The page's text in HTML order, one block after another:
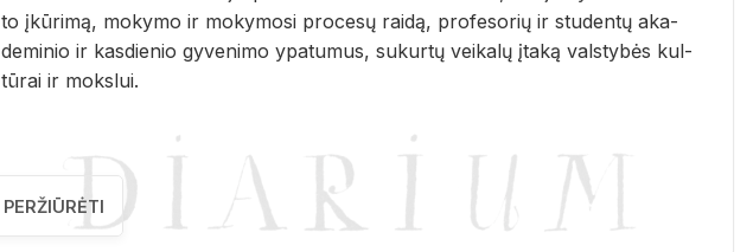
to įkū­ri­mą, mo­ky­mo ir mo­ky­mo­si pro­ce­sų rai­dą, pro­fe­so­rių ir stu­den­tų aka­
de­mi­nio ir kas­die­nio gy­ve­ni­mo ypa­tu­mus, su­kur­tų vei­ka­lų įta­ką vals­ty­bės kul­
tū­rai ir moks­lui.
PERŽIŪRĖTI